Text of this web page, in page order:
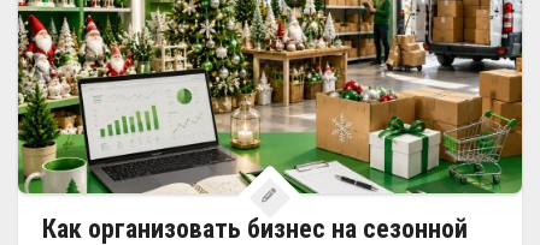
Как организовать бизнес на сезонной